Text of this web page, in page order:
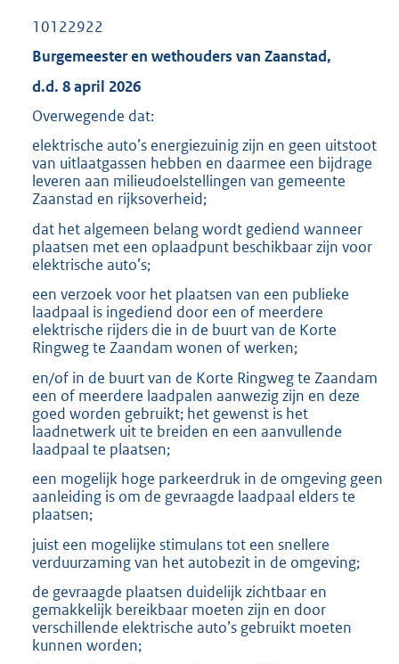
b
10122922
Burgemeester en wethouders van Zaanstad,
d.d. 8 april 2026
Overwegende dat:
elektrische auto’s energiezuinig zijn en geen uitstoot
van uitlaatgassen hebben en daarmee een bijdrage
leveren aan milieudoelstellingen van gemeente
Zaanstad en rijksoverheid;
dat het algemeen belang wordt gediend wanneer
plaatsen met een oplaadpunt beschikbaar zijn voor
elektrische auto’s;
een verzoek voor het plaatsen van een publieke
laadpaal is ingediend door een of meerdere
elektrische rijders die in de buurt van de Korte
Ringweg te Zaandam wonen of werken;
en/of in de buurt van de Korte Ringweg te Zaandam
een of meerdere laadpalen aanwezig zijn en deze
goed worden gebruikt; het gewenst is het
laadnetwerk uit te breiden en een aanvullende
laadpaal te plaatsen;
een mogelijk hoge parkeerdruk in de omgeving geen
aanleiding is om de gevraagde laadpaal elders te
plaatsen;
juist een mogelijke stimulans tot een snellere
verduurzaming van het autobezit in de omgeving;
de gevraagde plaatsen duidelijk zichtbaar en
gemakkelijk bereikbaar moeten zijn en door
verschillende elektrische auto’s gebruikt moeten
kunnen worden;